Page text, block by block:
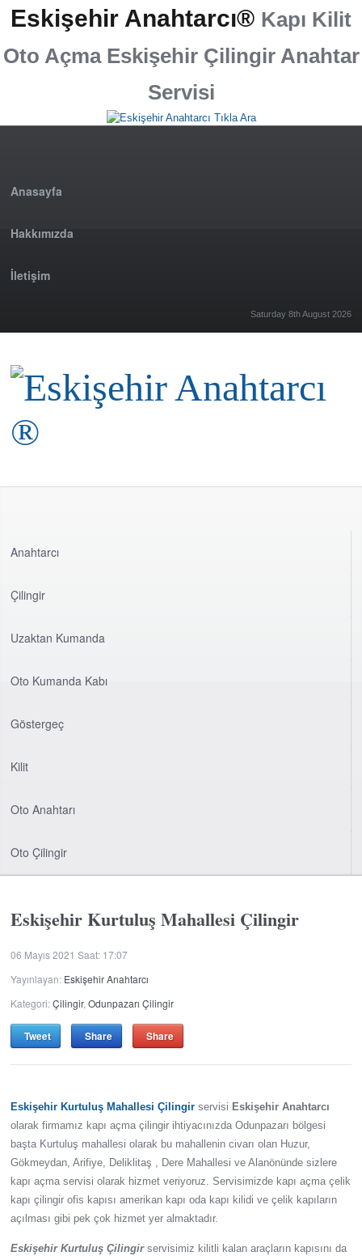
Eskişehir Anahtarcı® Kapı Kilit
Oto Açma Eskişehir Çilingir Anahtar
Servisi
Anasayfa
Hakkımızda
İletişim
Saturday 8th August 2026
Anahtarcı
Çilingir
Uzaktan Kumanda
Oto Kumanda Kabı
Göstergeç
Kilit
Oto Anahtarı
Oto Çilingir
Eskişehir Kurtuluş Mahallesi Çilingir
06 Mayıs 2021 Saat: 17:07
Yayınlayan: Eskişehir Anahtarcı
Kategori:Çilingir,Odunpazarı Çilingir
Tweet Share Share
Eskişehir Kurtuluş Mahallesi Çilingir servisi Eskişehir Anahtarcı
olarak firmamız kapı açma çilingir ihtiyacınızda Odunpazarı bölgesi
başta Kurtuluş mahallesi olarak bu mahallenin civarı olan Huzur,
Gökmeydan, Arifiye, Deliklitaş , Dere Mahallesi ve Alanönünde sizlere
kapı açma servisi olarak hizmet veriyoruz. Servisimizde kapı açma çelik
kapı çilingir ofis kapısı amerikan kapı oda kapı kilidi ve çelik kapıların
açılması gibi pek çok hizmet yer almaktadır.
Eskişehir Kurtuluş Çilingirservisimiz kilitli kalan araçların kapısını da